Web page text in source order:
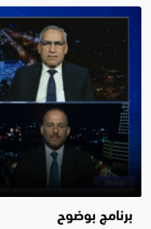
برنامج بوضوح